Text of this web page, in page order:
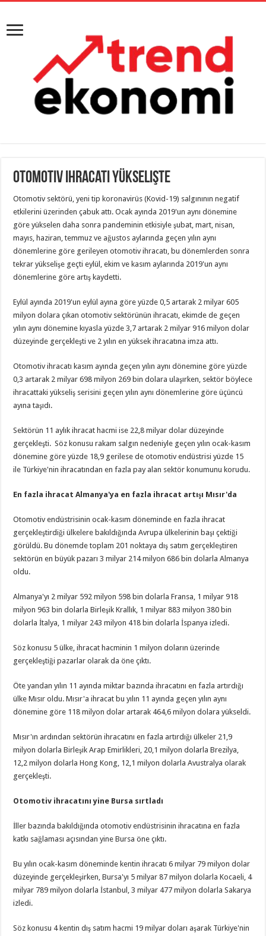
Otomotiv ihracatı yükselişte
Otomotiv sektörü, yeni tip koronavirüs (Kovid-19) salgınının negatif
etkilerini üzerinden çabuk attı. Ocak ayında 2019'un aynı dönemine
göre yükselen daha sonra pandeminin etkisiyle şubat, mart, nisan,
mayıs, haziran, temmuz ve ağustos aylarında geçen yılın aynı
dönemlerine göre gerileyen otomotiv ihracatı, bu dönemlerden sonra
tekrar yükselişe geçti eylül, ekim ve kasım aylarında 2019'un aynı
dönemlerine göre artış kaydetti.
Eylül ayında 2019'un eylül ayına göre yüzde 0,5 artarak 2 milyar 605
milyon dolara çıkan otomotiv sektörünün ihracatı, ekimde de geçen
yılın aynı dönemine kıyasla yüzde 3,7 artarak 2 milyar 916 milyon dolar
düzeyinde gerçekleşti ve 2 yılın en yüksek ihracatına imza attı.
Otomotiv ihracatı kasım ayında geçen yılın aynı dönemine göre yüzde
0,3 artarak 2 milyar 698 milyon 269 bin dolara ulaşırken, sektör böylece
ihracattaki yükseliş serisini geçen yılın aynı dönemlerine göre üçüncü
ayına taşıdı.
Sektörün 11 aylık ihracat hacmi ise 22,8 milyar dolar düzeyinde
gerçekleşti. Söz konusu rakam salgın nedeniyle geçen yılın ocak-kasım
dönemine göre yüzde 18,9 gerilese de otomotiv endüstrisi yüzde 15
ile Türkiye'nin ihracatından en fazla pay alan sektör konumunu korudu.
En fazla ihracat Almanya'ya en fazla ihracat artışı Mısır'da
Otomotiv endüstrisinin ocak-kasım döneminde en fazla ihracat
gerçekleştirdiği ülkelere bakıldığında Avrupa ülkelerinin başı çektiği
görüldü. Bu dönemde toplam 201 noktaya dış satım gerçekleştiren
sektörün en büyük pazarı 3 milyar 214 milyon 686 bin dolarla Almanya
oldu.
Almanya'yı 2 milyar 592 milyon 598 bin dolarla Fransa, 1 milyar 918
milyon 963 bin dolarla Birleşik Krallık, 1 milyar 883 milyon 380 bin
dolarla İtalya, 1 milyar 243 milyon 418 bin dolarla İspanya izledi.
Söz konusu 5 ülke, ihracat hacminin 1 milyon doların üzerinde
gerçekleştiği pazarlar olarak da öne çıktı.
Öte yandan yılın 11 ayında miktar bazında ihracatını en fazla artırdığı
ülke Mısır oldu. Mısır'a ihracat bu yılın 11 ayında geçen yılın aynı
dönemine göre 118 milyon dolar artarak 464,6 milyon dolara yükseldi.
Mısır'ın ardından sektörün ihracatını en fazla artırdığı ülkeler 21,9
milyon dolarla Birleşik Arap Emirlikleri, 20,1 milyon dolarla Brezilya,
12,2 milyon dolarla Hong Kong, 12,1 milyon dolarla Avustralya olarak
gerçekleşti.
Otomotiv ihracatını yine Bursa sırtladı
İller bazında bakıldığında otomotiv endüstrisinin ihracatına en fazla
katkı sağlaması açısından yine Bursa öne çıktı.
Bu yılın ocak-kasım döneminde kentin ihracatı 6 milyar 79 milyon dolar
düzeyinde gerçekleşirken, Bursa'yı 5 milyar 87 milyon dolarla Kocaeli, 4
milyar 789 milyon dolarla İstanbul, 3 milyar 477 milyon dolarla Sakarya
izledi.
Söz konusu 4 kentin dış satım hacmi 19 milyar doları aşarak Türkiye'nin